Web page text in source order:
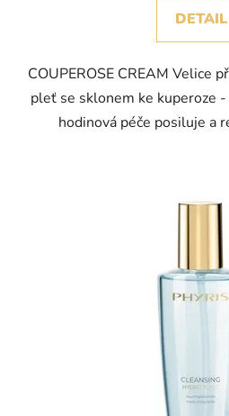
DETAIL
COUPEROSE CREAM Velice
pleť se sklonem ke kuperoze
hodinová péče posiluje a